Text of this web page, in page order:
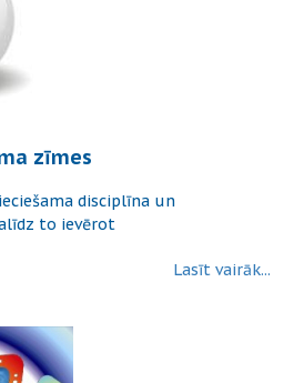
zīmes
disciplīna un
to ievērot
Lasīt vairāk...